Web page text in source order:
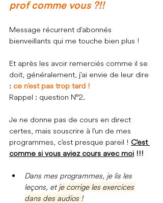
prof comme vous ?!!
Message récurrent d'abonnés
bienveillants qui me touche bien plus !
Et après les avoir remerciés comme il se
doit, généralement, j'ai envie de leur dire
: ce n'est pas trop tard !
Rappel : question N°2.
Je ne donne pas de cours en direct
certes, mais souscrire à l'un de mes
programmes, c'est presque pareil ! C'est
comme si vous aviez cours avec moi !!!
Dans mes programmes, je lis les
leçons, et je corrige les exercices
dans des audios !